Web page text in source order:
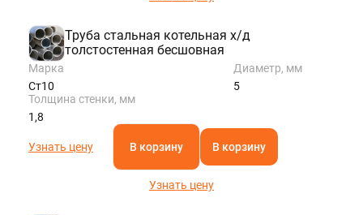
Труба стальная котельная х/д
толстостенная бесшовная
Марка
Ст10
Диаметр, мм
5
Толщина стенки, мм
1,8
Узнать цену В корзину В корзину
Узнать цену